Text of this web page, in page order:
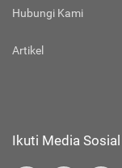
Hubungi Kami
Artikel
Ikuti Media